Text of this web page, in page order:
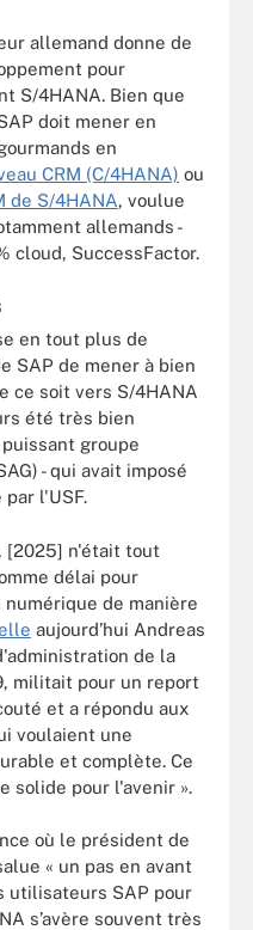
allemand donne de
pour
S/4HANA. Bien que
doit mener en
en
CRM (C/4HANA) ou
de S/4HANA, voulue
allemands -
cloud, SuccessFactor.
en tout plus de
SAP de mener à bien
ce soit vers S/4HANA
été très bien
groupe
- qui avait imposé
par l'USF.
[2025] n'était tout
délai pour
de manière
aujourd’hui Andreas
de la
militait pour un report
et a répondu aux
voulaient une
et complète. Ce
solide pour l'avenir ».
où le président de
« un pas en avant
utilisateurs SAP pour
s’avère souvent très